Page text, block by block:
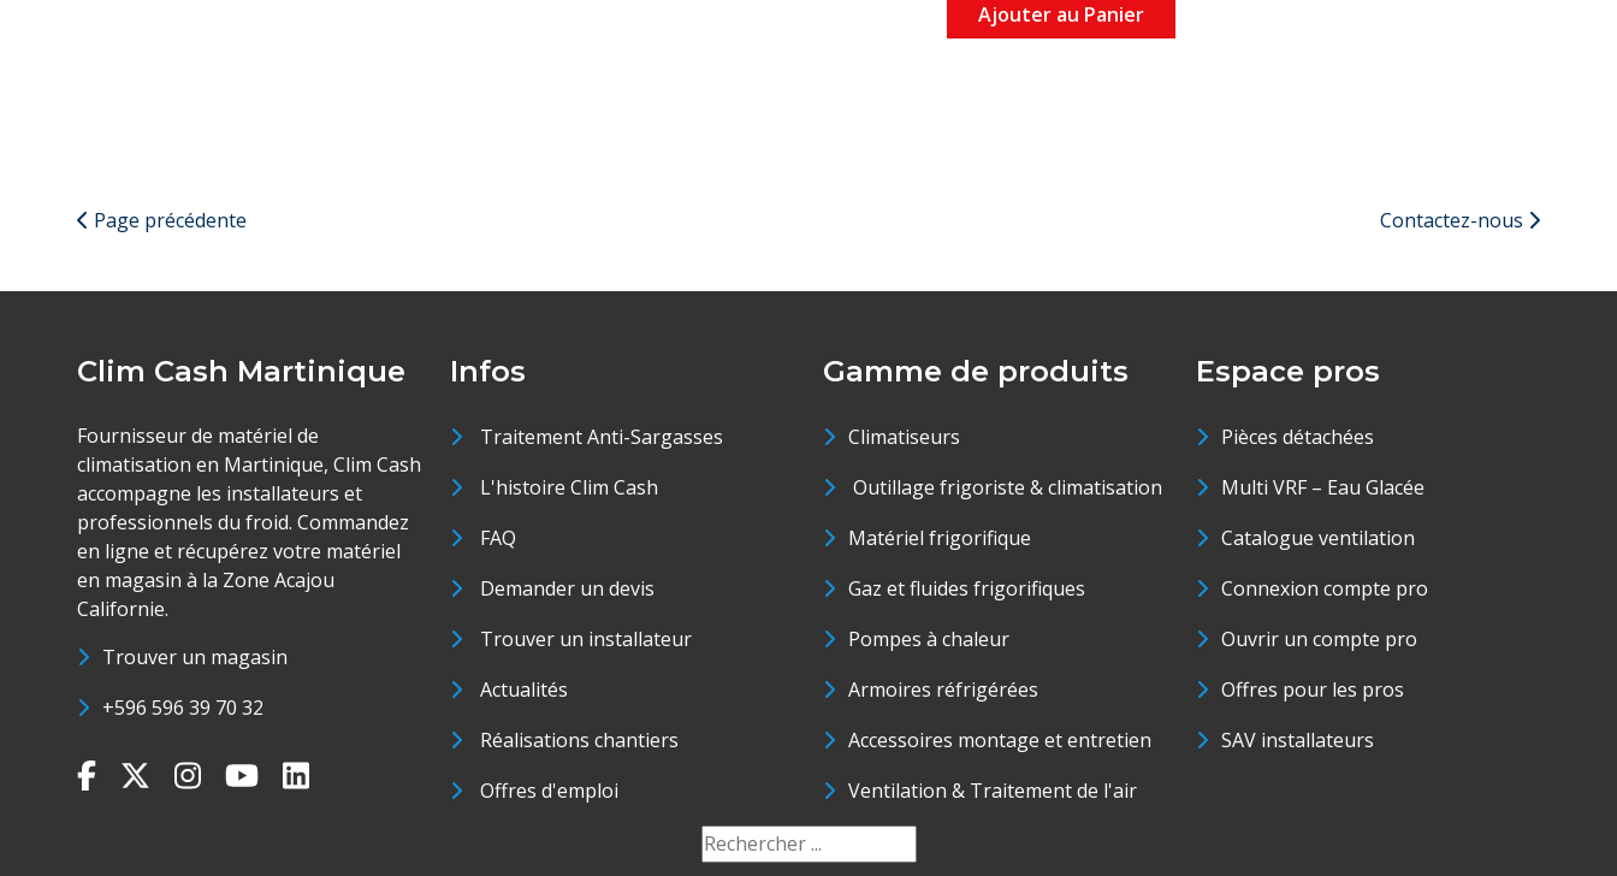
Ajouter au Panier
Page précédente Contactez-nous
Clim Cash Martinique
Fournisseur de matériel de
climatisation en Martinique, Clim Cash
accompagne les installateurs et
professionnels du froid. Commandez
en ligne et récupérez votre matériel
en magasin à la Zone Acajou
Californie.
Trouver un magasin
+596 596 39 70 32
Infos
Traitement Anti-Sargasses
L'histoire Clim Cash
FAQ
Demander un devis
Trouver un installateur
Actualités
Réalisations chantiers
Offres d'emploi
Gamme de produits
Climatiseurs
Outillage frigoriste & climatisation
Matériel frigorifique
Gaz et fluides frigorifiques
Pompes à chaleur
Armoires réfrigérées
Accessoires montage et entretien
Ventilation & Traitement de l'air
Espace pros
Pièces détachées
Multi VRF – Eau Glacée
Catalogue ventilation
Connexion compte pro
Ouvrir un compte pro
Offres pour les pros
SAV installateurs